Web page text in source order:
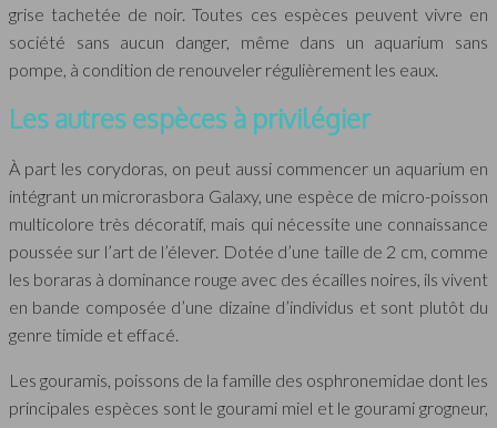
grise tachetée de noir. Toutes ces espèces peuvent vivre en
société sans aucun danger, même dans un aquarium sans
pompe, à condition de renouveler régulièrement les eaux.
Les autres espèces à privilégier
À part les corydoras, on peut aussi commencer un aquarium en
intégrant un microrasbora Galaxy, une espèce de micro-poisson
multicolore très décoratif, mais qui nécessite une connaissance
poussée sur l’art de l’élever. Dotée d’une taille de 2 cm, comme
les boraras à dominance rouge avec des écailles noires, ils vivent
en bande composée d’une dizaine d’individus et sont plutôt du
genre timide et effacé.
Les gouramis, poissons de la famille des osphronemidae dont les
principales espèces sont le gourami miel et le gourami grogneur,